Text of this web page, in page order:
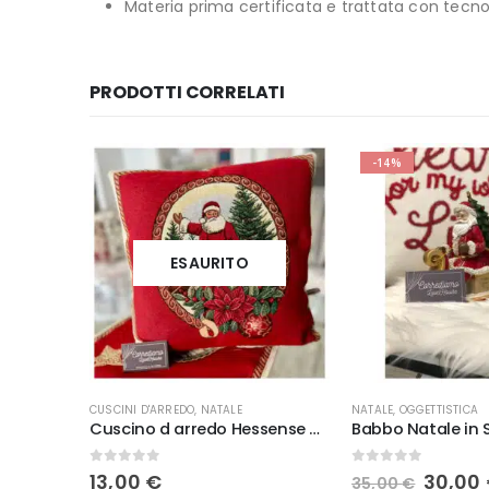
Materia prima certificata e trattata con
PRODOTTI CORRELATI
ESAURITO
CUSCINI D'ARREDO, NATALE
Cuscino d arredo Hessense New Noel Rosso
0Su 5
13,00 €
-14%
NATALE, OGGETTISTICA
35,00€ Il
30,00